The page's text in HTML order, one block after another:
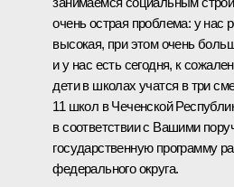
очень острая проблема: у нас
высокая, при этом очень
и у нас есть сегодня, к
дети в школах учатся в три
11 школ в Чеченской
в соответствии с Вашими
государственную программу
федерального округа.